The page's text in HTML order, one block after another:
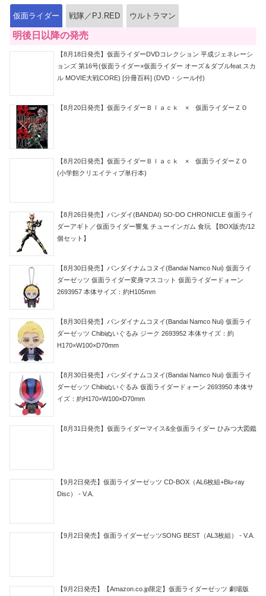
仮面ライダー 戦隊／PJ.RED ウルトラマン
明後日以降の発売
【8月18日発売】仮面ライダーDVDコレクション 平成ジェネレーシ
ョンズ 第16号(仮面ライダー×仮面ライダー オーズ＆ダブルfeat.スカ
ル MOVIE大戦CORE) [分冊百科] (DVD・シール付)
【8月20日発売】仮面ライダーＢｌａｃｋ × 仮面ライダーＺＯ
【8月20日発売】仮面ライダーＢｌａｃｋ × 仮面ライダーＺＯ
(小学館クリエイティブ単行本)
【8月26日発売】バンダイ(BANDAI) SO-DO CHRONICLE 仮面ライ
ダーアギト／仮面ライダー響鬼 チューインガム 食玩 【BOX販売/12
個セット】
【8月30日発売】バンダイナムコヌイ(Bandai Namco Nui) 仮面ライ
ダーゼッツ 仮面ライダー変身マスコット 仮面ライダードォーン
2693957 本体サイズ：約H105mm
【8月30日発売】バンダイナムコヌイ(Bandai Namco Nui) 仮面ライ
ダーゼッツ Chibiぬいぐるみ ジーク 2693952 本体サイズ：約
H170×W100×D70mm
【8月30日発売】バンダイナムコヌイ(Bandai Namco Nui) 仮面ライ
ダーゼッツ Chibiぬいぐるみ 仮面ライダードォーン 2693950 本体サ
イズ：約H170×W100×D70mm
【8月31日発売】仮面ライダーマイス&全仮面ライダー ひみつ大図鑑
【9月2日発売】仮面ライダーゼッツ CD-BOX（AL6枚組+Blu-ray
Disc） - V.A.
【9月2日発売】仮面ライダーゼッツSONG BEST（AL3枚組） - V.A.
【9月2日発売】【Amazon.co.jp限定】仮面ライダーゼッツ 劇場版